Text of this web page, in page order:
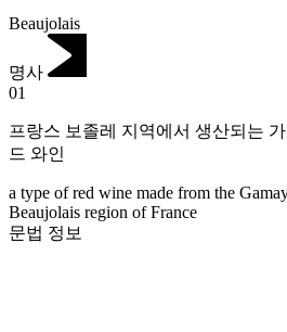
Beaujolais
명사
01
프랑스 보졸레 지역에서 생산되는
드 와인
a type of red wine made from the
Beaujolais region of France
문법 정보